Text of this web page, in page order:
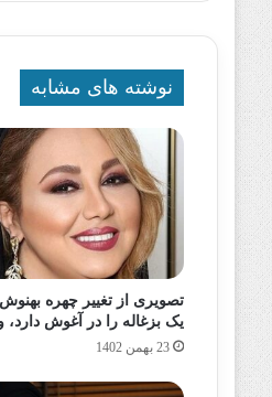
نوشته های مشابه
تصویری از تغییر چهره
یک بزغاله را در آغوش دارد،
23 بهمن 1402